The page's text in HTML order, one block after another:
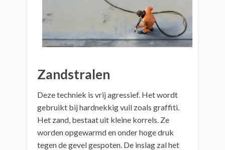
Zandstralen
Deze techniek is vrij agressief. Het wordt
gebruikt bij hardnekkig vuil zoals graffiti.
Het zand, bestaat uit kleine korrels. Ze
worden opgewarmd en onder hoge druk
tegen de gevel gespoten. De inslag zal het